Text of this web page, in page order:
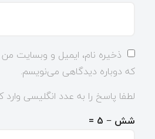
ذخیره نام، ایمیل و وبسایت من
که دوباره دیدگاهی می‌نویسم.
لطفا پاسخ را به عدد انگلیسی وارد
شش − 5 =